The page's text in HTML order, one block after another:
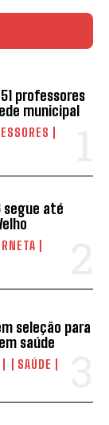
professores
municipal
segue até
seleção para
saúde
SAÚDE